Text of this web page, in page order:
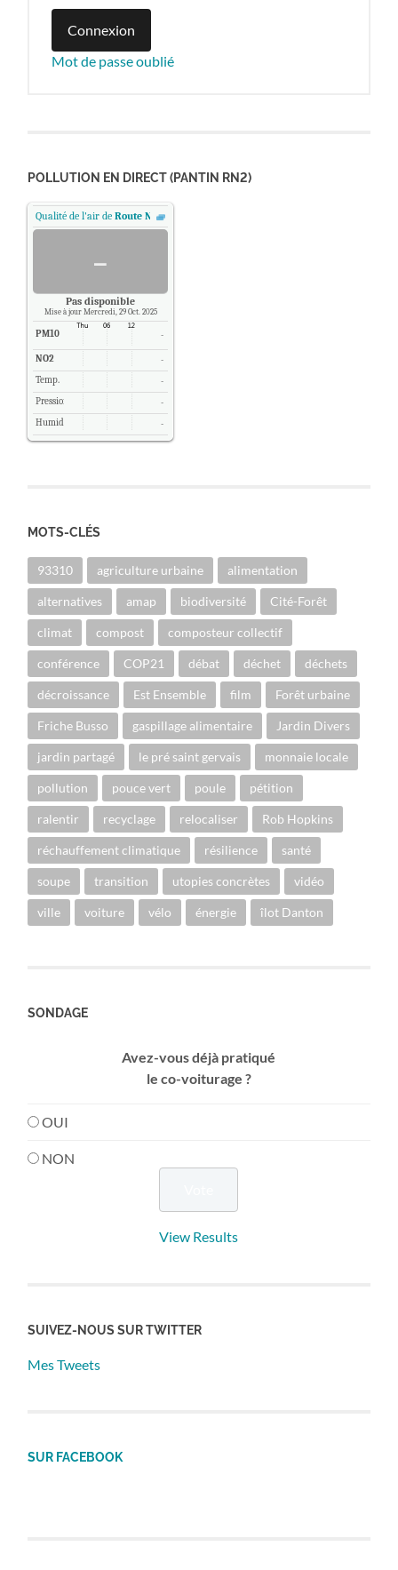
Connexion
Mot de passe oublié
POLLUTION EN DIRECT (PANTIN RN2)
Qualité de l'air deRoute Nationale 2 - Pantin, Paris
-
Pas disponible
Mise à jour Mercredi, 29 Oct. 2025
PM10 -
NO2 -
Temp. -
Pression -
Humidité -
MOTS-CLÉS
93310 agriculture urbaine alimentation
alternatives amap biodiversité Cité-Forêt
climat compost composteur collectif
conférence COP21 débat déchet déchets
décroissance Est Ensemble film Forêt urbaine
Friche Busso gaspillage alimentaire Jardin Divers
jardin partagé le pré saint gervais monnaie locale
pollution pouce vert poule pétition
ralentir recyclage relocaliser Rob Hopkins
réchauffement climatique résilience santé
soupe transition utopies concrètes vidéo
ville voiture vélo énergie îlot Danton
SONDAGE
Avez-vous déjà pratiqué
le co-voiturage ?
OUI
NON
View Results
SUIVEZ-NOUS SUR TWITTER
Mes Tweets
SUR FACEBOOK